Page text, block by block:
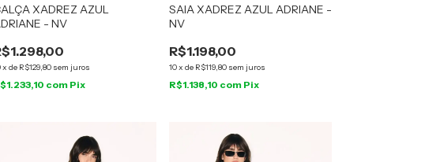
XADREZ AZUL
- NV
xde R$129,80 sem juros
com Pix
SAIA XADREZ AZUL ADRIANE -
NV
R$1.198,00
10x de R$119,80 sem juros
R$1.138,10 com Pix